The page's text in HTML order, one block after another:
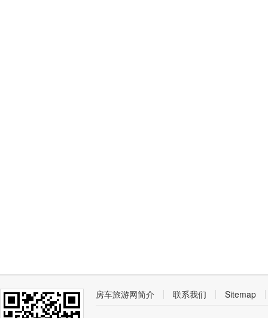
房车旅游网简介 联系我们 Sitemap